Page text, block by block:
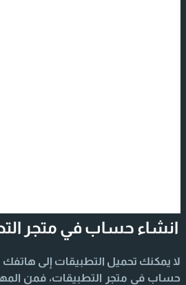
انشاء حساب في متجر
لا يمكنك تحميل التطبيقات إلى
حساب في متجر التطبيقات، فمن